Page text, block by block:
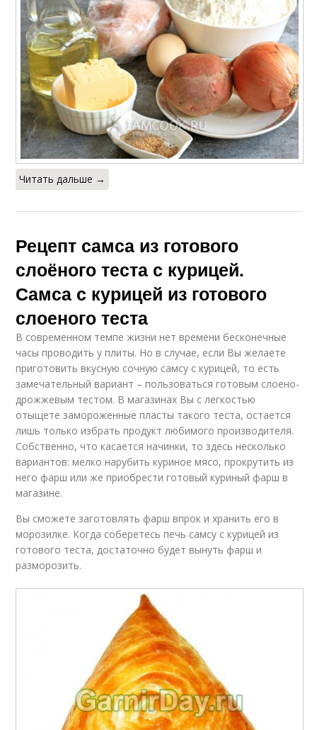
Читать дальше →
Рецепт самса из готового
слоёного теста с курицей.
Самса с курицей из готового
слоеного теста
В современном темпе жизни нет времени бесконечные
часы проводить у плиты. Но в случае, если Вы желаете
приготовить вкусную сочную самсу с курицей, то есть
замечательный вариант – пользоваться готовым слоено-
дрожжевым тестом. В магазинах Вы с легкостью
отыщете замороженные пласты такого теста, остается
лишь только избрать продукт любимого производителя.
Собственно, что касается начинки, то здесь несколько
вариантов: мелко нарубить куриное мясо, прокрутить из
него фарш или же приобрести готовый куриный фарш в
магазине.
Вы сможете заготовлять фарш впрок и хранить его в
морозилке. Когда соберетесь печь самсу с курицей из
готового теста, достаточно будет вынуть фарш и
разморозить.